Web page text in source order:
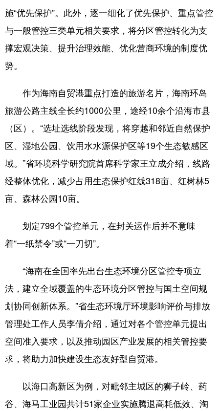
施“优先保护”。此外，逐一细化了优先保护、重点管控
与一般管控三类单元相关要求，将分区管控转化为支
撑宏观决策、提升治理效能、优化营商环境的制度优
势。
作为海南自贸港重点打造的旅游名片，海南环岛
旅游公路主线全长约1000公里，途经10余个沿海市县
（区）。“选址选线阶段发现，将穿越和邻近自然保护
区、湿地公园、饮用水水源保护区等19个生态敏感区
域。”省环境科学研究院首席科学家王立成介绍，线路
经整体优化，减少占用生态保护红线318亩、红树林5
亩、森林公园10亩。
划定799个管控单元，在封关运作后并不意味
着“一纸禁令”或“一刀切”。
“海南在全国率先出台生态环境分区管控专项立
法，建立全域覆盖的生态环境分区管控与国土空间规
划协同创新体系。”省生态环境厅环境影响评价与排放
管理处工作人员李倩介绍，通过对各个管控单元提出
空间准入要求，以及推动园区产业发展的相关管控要
求，将助力加快建设生态友好型自贸港。
以海口高新区为例，对毗邻主城区的狮子岭、药
谷、海马工业园共计51家企业实施腾退高耗低效、淘